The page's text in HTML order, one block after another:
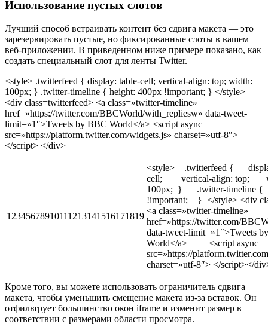
Использование пустых слотов
Лучший способ встраивать контент без сдвига макета — это
зарезервировать пустые, но фиксированные слоты в вашем
веб-приложении. В приведенном ниже примере показано, как
создать специальный слот для ленты Twitter.
<style> .twitterfeed { display: table-cell; vertical-align: top; width:
100px; } .twitter-timeline { height: 400px !important; } </style>
<div class=twitterfeed> <a class=»twitter-timeline»
href=»https://twitter.com/BBCWorld/with_repliesw» data-tweet-
limit=»1″>Tweets by BBC World</a> <script async
src=»https://platform.twitter.com/widgets.js» charset=»utf-8″>
</script> </div>
12345678910111213141516171819
<style> .twitterfeed {
cell; vertical-align: top;
100px; } .twitter-timeline {
!important; } </style> <div
<a class=»twitter-timeline»
href=»https://twitter.com/
data-tweet-limit=»1″>Tweets
World</a> <script async
src=»https://
charset=»utf-8″> </script></
Кроме того, вы можете использовать ограничитель сдвига
макета, чтобы уменьшить смещение макета из-за вставок. Он
отфильтрует большинство окон iframe и изменит размер в
соответствии с размерами области просмотра.